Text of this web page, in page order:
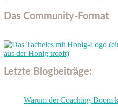
Das Community-Format
Letzte Blogbeiträge:
Warum der Coaching-Boom